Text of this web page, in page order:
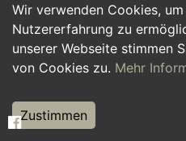
Wir verwenden Cookies,
Nutzererfahrung zu
unserer Webseite stimmen
von Cookies zu. Mehr
Zustimmen
Personalwesen
Hilfskräfte, Aushilfs- und
Weiterbildung, Studium,